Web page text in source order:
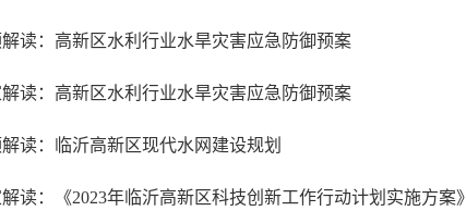
读：高新区水利行业水旱灾害应急防御预案
读：高新区水利行业水旱灾害应急防御预案
读：临沂高新区现代水网建设规划
读：《2023年临沂高新区科技创新工作行动计划实施方案》